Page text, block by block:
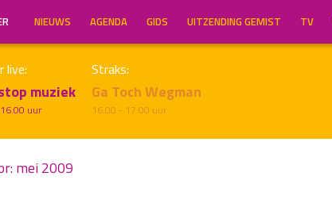
NIEUWS AGENDA GIDS UITZENDING GEMIST TV
live:
muziek
uur
Straks:
Ga Toch Wegman
16.00 - 17.00 uur
mei 2009